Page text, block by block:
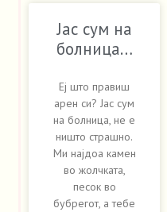
Јас сум на
болница…
Еј што правиш
арен си? Јас сум
на болница, не е
ништо страшно.
Ми најдоа камен
во жолчката,
песок во
бубрегот, а тебе